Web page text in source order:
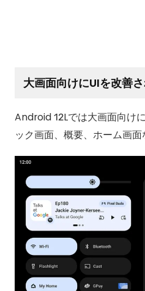
大画面向けにUIを改善
Android 12Lでは大画面向け
ック画面、概要、ホーム画面